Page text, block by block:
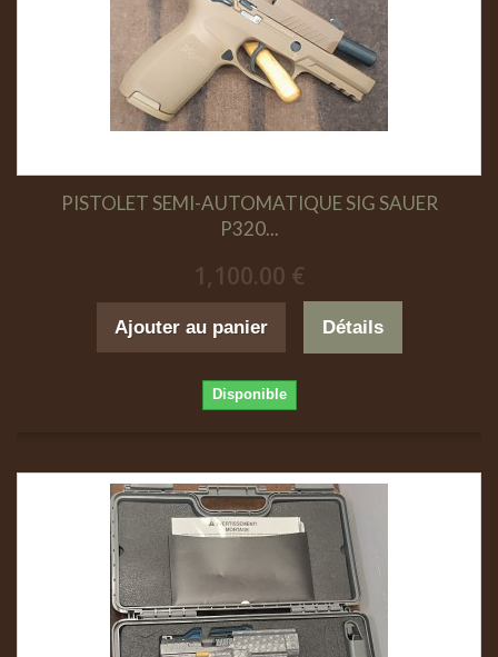
PISTOLET SEMI-AUTOMATIQUE SIG SAUER
P320...
1,100.00 €
Ajouter au panier Détails
Disponible